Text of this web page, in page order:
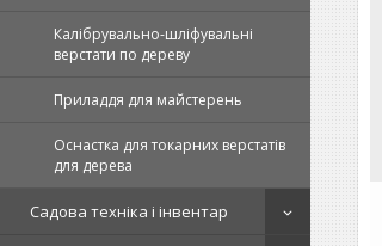
Калібрувально-шліфувальні
верстати по дереву
Приладдя для майстерень
Оснастка для токарних верстатів
для дерева
Садова техніка і інвентар